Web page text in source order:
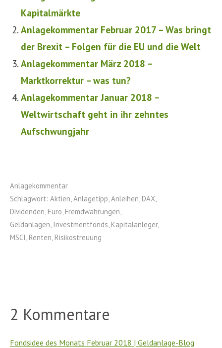
Kapitalmärkte
Anlagekommentar Februar 2017 – Was bringt
der Brexit – Folgen für die EU und die Welt
Anlagekommentar März 2018 –
Marktkorrektur – was tun?
Anlagekommentar Januar 2018 –
Weltwirtschaft geht in ihr zehntes
Aufschwungjahr
Anlagekommentar
Schlagwort: Aktien,Anlagetipp,Anleihen, DAX,
Dividenden, Euro, Fremdwährungen,
Geldanlagen, Investmentfonds, Kapitalanleger,
MSCI, Renten, Risikostreuung
2 Kommentare
Fondsidee des Monats Februar 2018 | Geldanlage-Blog